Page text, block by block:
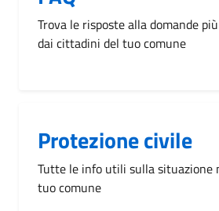
Trova le risposte alla domande
dai cittadini del tuo comune
Protezione civile
Tutte le info utili sulla situazione
tuo comune